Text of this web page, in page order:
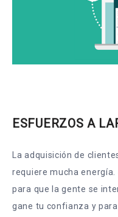
ESFUERZOS A
La adquisición de
requiere mucha
para que la gente se
gane tu confianza y